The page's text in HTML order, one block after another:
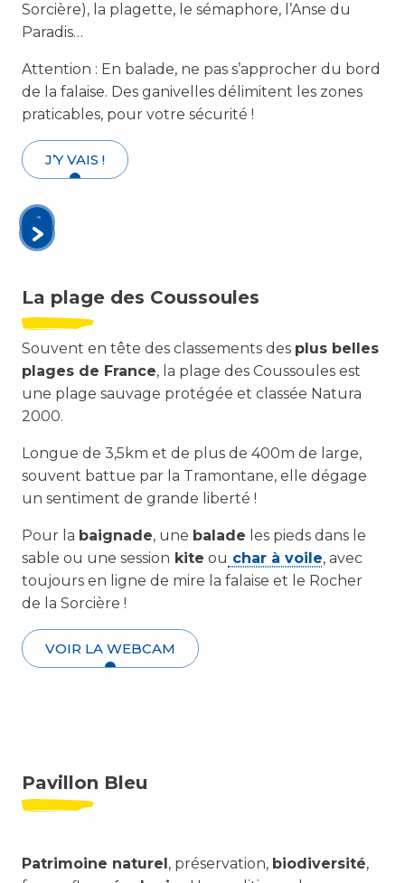
Sorcière), la plagette, le sémaphore, l’Anse du
Paradis…
Attention : En balade, ne pas s’approcher du bord
de la falaise. Des ganivelles délimitent les zones
praticables, pour votre sécurité !
J’Y VAIS !
La plage des Coussoules
Souvent en tête des classements des plus belles
plages de France, la plage des Coussoules est
une plage sauvage protégée et classée Natura
2000.
Longue de 3,5km et de plus de 400m de large,
souvent battue par la Tramontane, elle dégage
un sentiment de grande liberté !
Pour la baignade, une balade les pieds dans le
sable ou une session kite ou char à voile, avec
toujours en ligne de mire la falaise et le Rocher
de la Sorcière !
VOIR LA WEBCAM
Pavillon Bleu
Patrimoine naturel, préservation, biodiversité,